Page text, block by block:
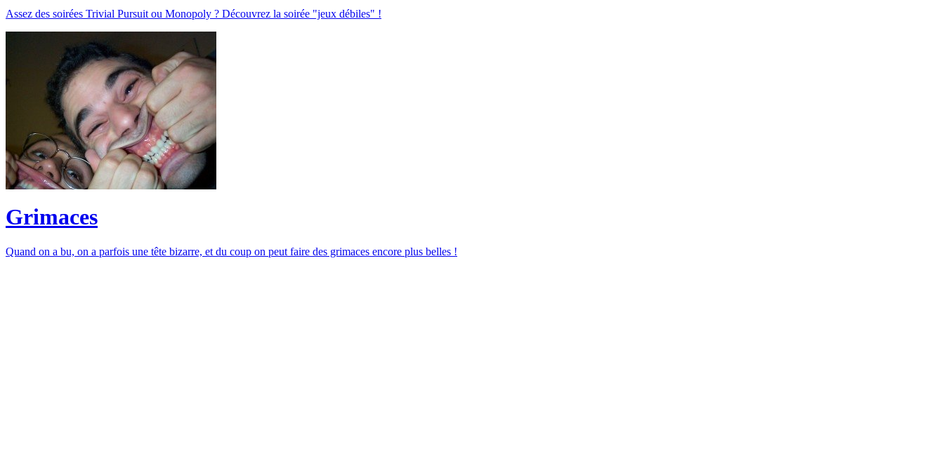
Assez des soirées Trivial Pursuit ou Monopoly ? Découvrez la soirée "jeux débiles" !
Grimaces
Quand on a bu, on a parfois une tête bizarre, et du coup on peut faire des grimaces encore plus belles !